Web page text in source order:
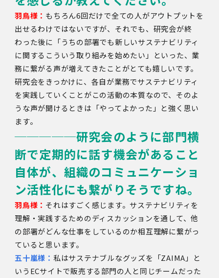
羽鳥様： もちろん6回だけで全ての人がアウトプットを
出せるわけではないですが、それでも、研究会が終
わった後に「うちの部署でも新しいサステナビリティ
に関するこういう取り組みを始めたい」といった、業
務に繋がる声が増えてきたことがとても嬉しいです。
研究会をきっかけに、各自が業務でサステナビリティ
を実践していくことがこの活動の本質なので、そのよ
うな声が聞けるときは「やってよかった」と強く思い
ます。
─────研究会のように部門横
断で定期的に話す機会があること
自体が、組織のコミュニケーショ
ン活性化にも繋がりそうですね。
羽鳥様： それはすごく感じます。サステナビリティを
理解・実践するためのディスカッションを通して、他
の部署がどんな仕事をしているのか相互理解に繋がっ
ていると思います。
五十嵐様： 私はサステナブルなグッズを「ZAIMA」と
いうECサイトで販売する部門の人と同じチームだった